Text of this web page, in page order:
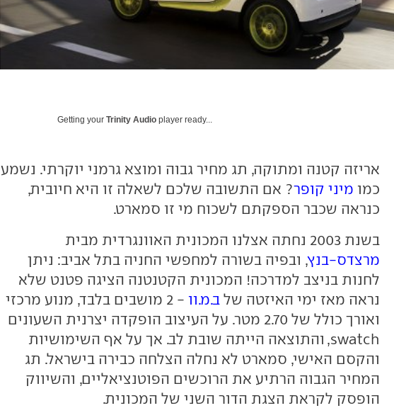
Getting yourTrinity Audio player ready...
אריזה קטנה ומתוקה, תג מחיר גבוה ומוצא גרמני יוקרתי. נשמע
כמו מיני קופר? אם התשובה שלכם לשאלה זו היא חיובית,
כנראה שכבר הספקתם לשכוח מי זו סמארט.
בשנת 2003 נחתה אצלנו המכונית האוונגרדית מבית
מרצדס-בנץ, ובפיה בשורה למחפשי החניה בתל אביב: ניתן
לחנות בניצב למדרכה! המכונית הקטנטנה הציגה פטנט שלא
נראה מאז ימי האיזטה של ב.מ.וו
- 2 מושבים בלבד, מנוע מרכזי
ואורך כולל של 2.70 מטר. על העיצוב הופקדה יצרנית השעונים
swatch, והתוצאה הייתה שובת לב. אך על אף השימושיות
והקסם האישי, סמארט לא נחלה הצלחה כבירה בישראל. תג
המחיר הגבוה הרתיע את הרוכשים הפוטנציאליים, והשיווק
הופסק לקראת הצגת הדור השני של המכונית.